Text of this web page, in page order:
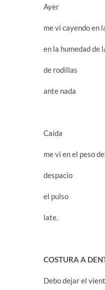
Ayer
me vi cayendo en
en la humedad de
de rodillas
ante nada
Caída
me vi en el peso
despacio
el pulso
late.
COSTURA A
Debo dejar el